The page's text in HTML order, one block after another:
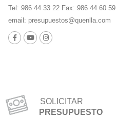
Tel: 986 44 33 22 Fax: 986 44 60 59
email: presupuestos@quenlla.com
SOLICITAR
PRESUPUESTO